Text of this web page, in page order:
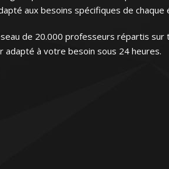
aux besoins spécifiques de
de 20.000 professeurs répartis
adapté à votre besoin sous 24 heures.